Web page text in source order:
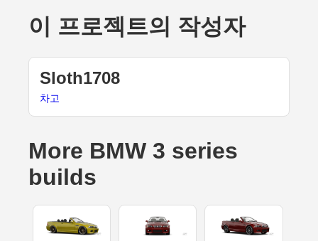
이 프로젝트의 작성자
Sloth1708
차고
More BMW 3 series
builds